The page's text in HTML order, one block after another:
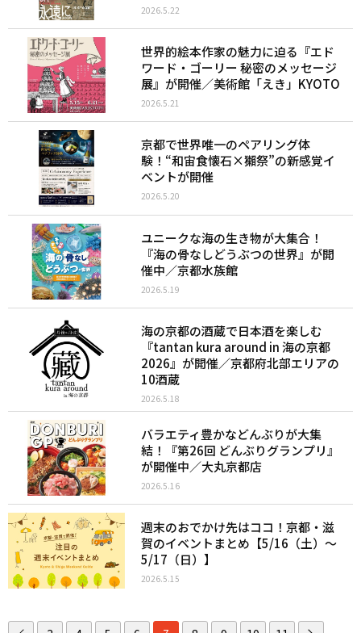
2026.5.22
世界的絵本作家の魅力に迫る『エド
ワード・ゴーリー 秘密のメッセージ
展』が開催／美術館「えき」KYOTO
2026.5.21
京都で世界唯一のペアリング体
験！“和宙食懐石×獺祭”の新感覚イ
ベントが開催
2026.5.20
ユニークな海の生き物が大集合！
『海の骨なしどうぶつの世界』が開
催中／京都水族館
2026.5.19
海の京都の酒蔵で日本酒を楽しむ
『tantan kura around in 海の京都
2026』が開催／京都府北部エリアの
10酒蔵
2026.5.18
バラエティ豊かなどんぶりが大集
結！『第26回 どんぶりグランプリ』
が開催中／大丸京都店
2026.5.16
週末のおでかけ先はココ！京都・滋
賀のイベントまとめ【5/16（土）〜
5/17（日）】
2026.5.15